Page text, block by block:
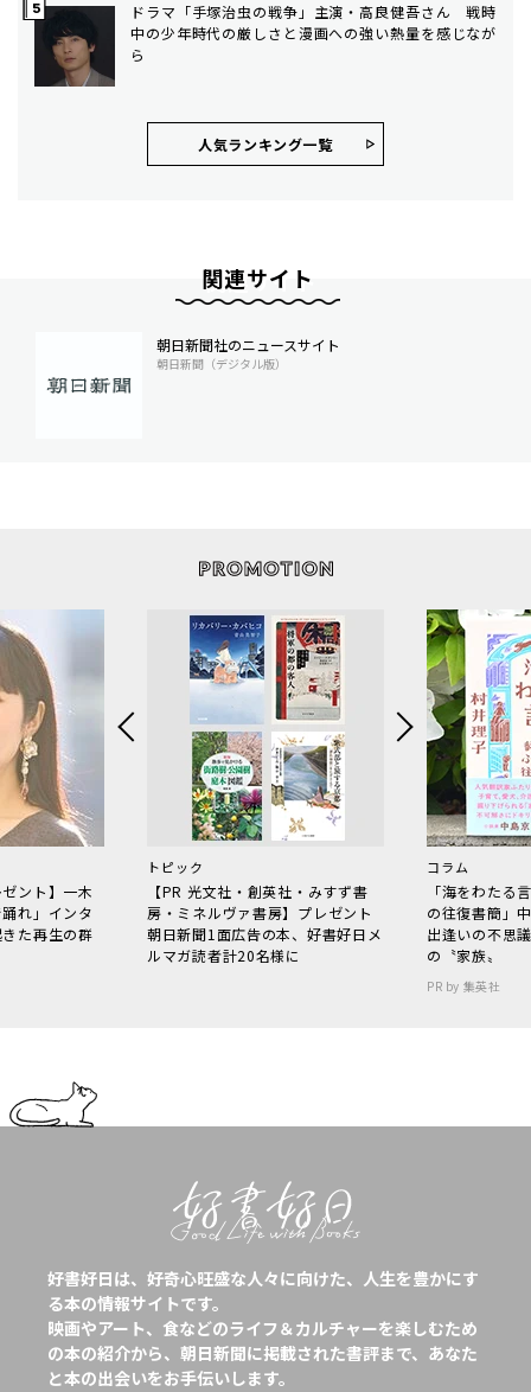
ドラマ「手塚治虫の戦争」主演・高良健吾さん 戦時
中の少年時代の厳しさと漫画への強い熱量を感じなが
ら
人気ランキング⼀覧
関連サイト
朝日新聞社のニュースサイト
朝日新聞（デジタル版）
ント】一木
れ」インタ
た再生の群
トピック
【PR 光文社・創英社・みすず書
房・ミネルヴァ書房】プレゼント
朝日新聞1面広告の本、好書好日メ
ルマガ読者計20名様に
コラム
「海をわた
の往復書簡」
出逢いの不思
の〝家族〟
PR by 集英社
好書好日は、好奇心旺盛な人々に向けた、人生を豊かにす
る本の情報サイトです。
映画やアート、食などのライフ＆カルチャーを楽しむため
の本の紹介から、朝日新聞に掲載された書評まで、あなた
と本の出会いをお手伝いします。